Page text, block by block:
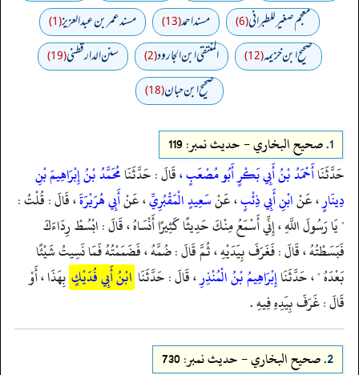
معجم صغير للطبراني(6) مسند احمد(13) مسند عمر بن عبد العزيز(1)
صحيح ابن خزيمه(12) المنتقى ابن الجارود(2) سنن الدارقطني(19)
صحیح ابن حبان(18)
1. صحيح البخاري - حدیث نمبر: 119
حَدَّثَنَاأَحْمَدُ بْنُ أَبِي بَكْرٍ أَبُو مُصْعَبٍ ،قَالَ : حَدَّثَنَامُحَمَّدُ بْنُ إِبْرَاهِيمَ بْنِ
دِينَارٍ، عَنْابْنِ أَبِي ذِئْبٍ، عَنْسَعِيدٍ الْمَقْبُرِيِّ، عَنْأَبِي هُرَيْرَةَ، قَالَ : قُلْتُ :
" يَا رَسُولَ اللَّهِ ، إِنِّي أَسْمَعُ مِنْكَ حَدِيثًا كَثِيرًا أَنْسَاهُ ، قَالَ : ابْسُطْ رِدَاءَكَ
فَبَسَطْتُهُ ، قَالَ : فَغَرَفَ بِيَدَيْهِ ، ثُمَّ قَالَ : ضُمَّهُ ، فَضَمَمْتُهُ فَمَا نَسِيتُ شَيْئًا
بَعْدَهُ " ، حَدَّثَنَاإِبْرَاهِيمُ بْنُ الْمُنْذِرِ، قَالَ : حَدَّثَنَا ابْنُ أَبِي فُدَيْكٍ بِهَذَا ، أَوْ
قَالَ : غَرَفَ بِيَدِهِ فِيهِ .
2. صحيح البخاري - حدیث نمبر: 730